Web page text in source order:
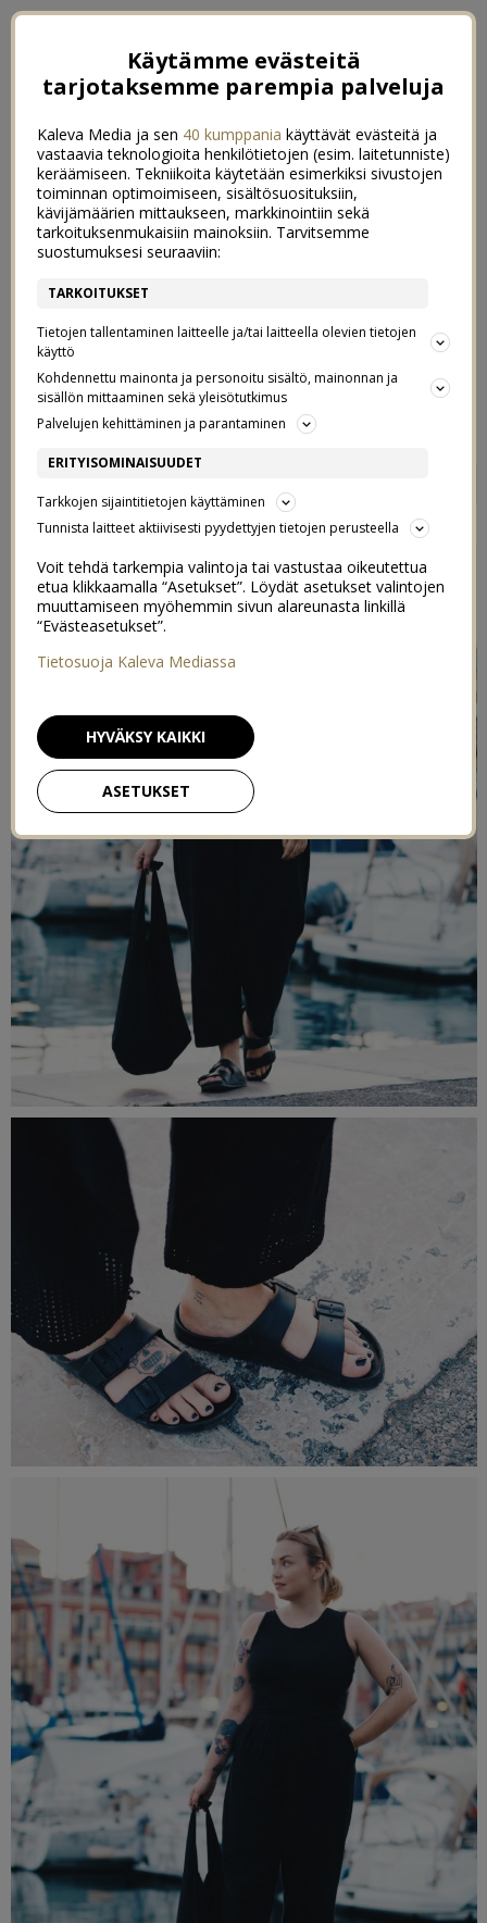
ELÄ TÄYSILLÄ IHANAT KOTIKESÄILLAT
PARHAAT HELLEHOUSUT
12/07/2017
Käytämme evästeitä
tarjotaksemme parempia palveluja
Kaleva Media ja sen 40 kumppania käyttävät evästeitä ja
vastaavia teknologioita henkilötietojen (esim. laitetunniste)
keräämiseen. Tekniikoita käytetään esimerkiksi sivustojen
toiminnan optimoimiseen, sisältösuosituksiin,
kävijämäärien mittaukseen, markkinointiin sekä
tarkoituksenmukaisiin mainoksiin. Tarvitsemme
suostumuksesi seuraaviin:
TARKOITUKSET
Tietojen tallentaminen laitteelle ja/tai laitteella olevien tietojen
käyttö
Kohdennettu mainonta ja personoitu sisältö, mainonnan ja
sisällön mittaaminen sekä yleisötutkimus
Palvelujen kehittäminen ja parantaminen
ERITYISOMINAISUUDET
Tarkkojen sijaintitietojen käyttäminen
Tunnista laitteet aktiivisesti pyydettyjen tietojen perusteella
Voit tehdä tarkempia valintoja tai vastustaa oikeutettua
etua klikkaamalla “Asetukset”. Löydät asetukset valintojen
muuttamiseen myöhemmin sivun alareunasta linkillä
“Evästeasetukset”.
Tietosuoja Kaleva Mediassa
ASETUKSET
HYVÄKSY KAIKKI